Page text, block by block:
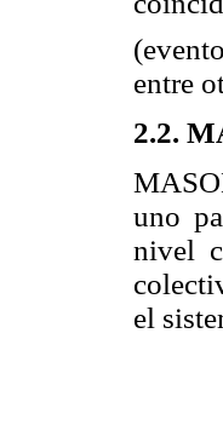
entre
2.2.
uno
nivel
el